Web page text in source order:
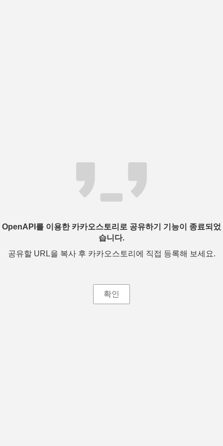
OpenAPI를 이용한 카카오스토리로 공유하기 기능이 종료되었
습니다.
공유할 URL을 복사 후 카카오스토리에 직접 등록해 보세요.
확인